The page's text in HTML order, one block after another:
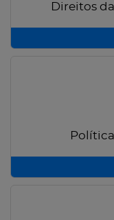
Direitos